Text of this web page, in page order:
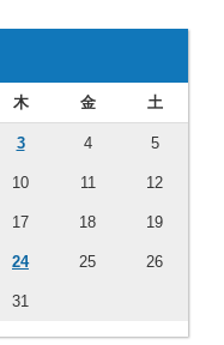
木 金 土
3 4 5
10 11 12
17 18 19
24 25 26
31